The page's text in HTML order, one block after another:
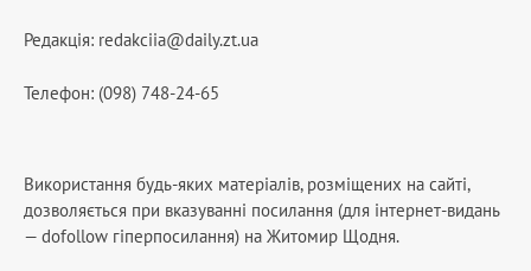
Редакція: redakciia@daily.zt.ua
Телефон: (098) 748-24-65
Використання будь-яких матеріалів, розміщених на сайті,
дозволяється при вказуванні посилання (для інтернет-видань
— dofollow гіперпосилання) на Житомир Щодня.